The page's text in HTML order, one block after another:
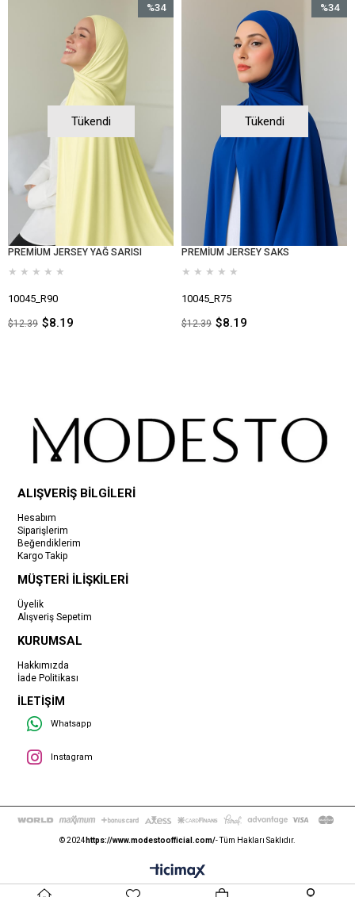
Tükendi
PREMİUM JERSEY YAĞ SARISI
★ ★ ★ ★ ★
10045_R90
$8.19
$12.39
%34
Tükendi
PREMİUM JERSEY SAKS
★ ★ ★ ★ ★
10045_R75
$8.19
$12.39
%34
ALIŞVERİŞ BİLGİLERİ
Hesabım
Siparişlerim
Beğendiklerim
Kargo Takip
MÜŞTERİ İLİŞKİLERİ
Üyelik
Alışveriş Sepetim
KURUMSAL
Hakkımızda
İade Politikası
İLETİŞİM
Whatsapp
Instagram
© 2024 https://www.modestoofficial.com/- Tüm Hakları Saklıdır.